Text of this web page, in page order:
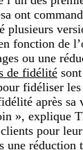
ont
plusieurs
fonction de
ou une
de fidélité
fidéliser
après sa
», explique
pour
réduction